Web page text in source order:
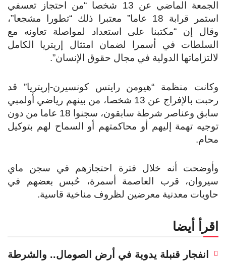
الجمعة الماضي عن 13 شخصا “من احتجاز تعسفي
استمر قرابة 18 عاما” معتبرا ذلك “تطورا مشجعا”،
وقال إن “مكتبنا على استعداد لمواصلة تعاونه مع
السلطات في أسمرا لضمان امتثال إريتريا الكامل
لالتزاماتها الدولية في مجال حقوق الإنسان”.
وكانت منظمة “هيومن رايتس كونسيرن-إريتريا” قد
رحبت بالإفراج عن 13 شخصا، من بينهم رياضي أولمبي
سابق وعناصر شرطة سابقون، سجنوا 18 عاما من دون
توجيه تهمة إليهم أو محاكمتهم أو السماح لهم بتوكيل
محام.
وأوضحت أنه خلال فترة احتجازهم في سجن ماي
سيروان، قرب العاصمة أسمرة، حُبس بعضهم في
حاويات معدنية معرضين لظروف مناخية قاسية.
اقرأ أيضا
انفجار قنبلة يدوية في أرض الصومال.. والشرطة